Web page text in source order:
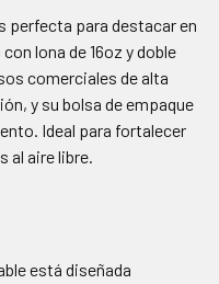
perfecta para destacar en
lona de 16oz y doble
comerciales de alta
y su bolsa de empaque
Ideal para fortalecer
al aire libre.
está diseñada